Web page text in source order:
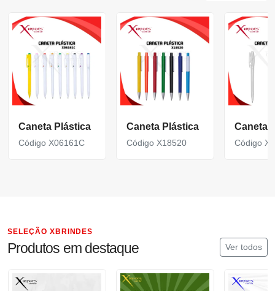
Caneta Plástica
Código X06161C
Caneta Plástica
Código X18520
Caneta
Código
SELEÇÃO XBRINDES
Produtos em destaque Ver todos